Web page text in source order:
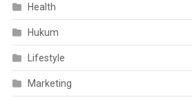
Health
Hukum
Lifestyle
Marketing